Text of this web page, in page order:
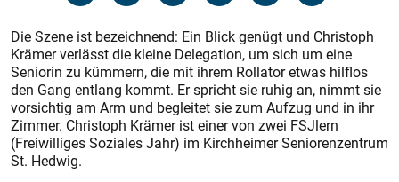
Die Szene ist bezeichnend: Ein Blick genügt und Christoph
Krämer verlässt die kleine Delegation, um sich um eine
Seniorin zu kümmern, die mit ihrem Rollator etwas hilflos
den Gang entlang kommt. Er spricht sie ruhig an, nimmt sie
vorsichtig am Arm und begleitet sie zum Aufzug und in ihr
Zimmer. Christoph Krämer ist einer von zwei FSJlern
(Freiwilliges Soziales Jahr) im Kirchheimer Seniorenzentrum
St. Hedwig.